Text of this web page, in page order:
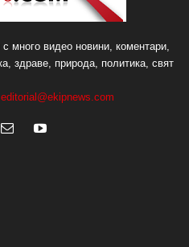
много видео новини, коментари,
здраве, природа, политика, свят
editorial@ekipnews.com